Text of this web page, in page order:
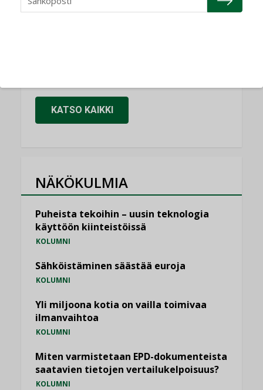
Puutteellinen eristys lisää lämpöhäviöitä
KATSO KAIKKI
NÄKÖKULMIA
Puheista tekoihin – uusin teknologia
käyttöön kiinteistöissä
KOLUMNI
Sähköistäminen säästää euroja
KOLUMNI
Yli miljoona kotia on vailla toimivaa
ilmanvaihtoa
KOLUMNI
Miten varmistetaan EPD-dokumenteista
saatavien tietojen vertailukelpoisuus?
KOLUMNI